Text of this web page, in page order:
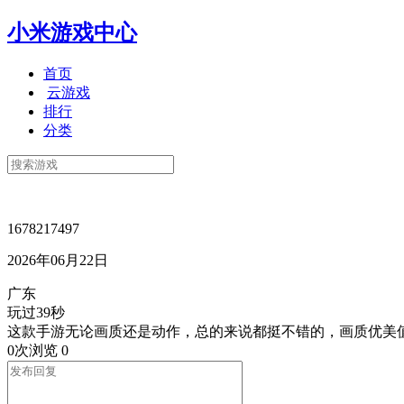
小米游戏中心
首页
云游戏
排行
分类
1678217497
2026年06月22日
广东
玩过39秒
这款手游无论画质还是动作，总的来说都挺不错的，画质优美
0次浏览 0